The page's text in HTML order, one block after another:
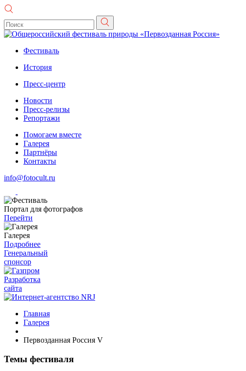
Фестиваль
История
Пресс-центр
Новости
Пресс-релизы
Репортажи
Помогаем вместе
Галерея
Партнёры
Контакты
info@fotocult.ru
Портал для фотографов
Перейти
Галерея
Подробнее
Генеральный
спонсор
Разработка
сайта
Главная
Галерея
Первозданная Россия V
Темы фестиваля